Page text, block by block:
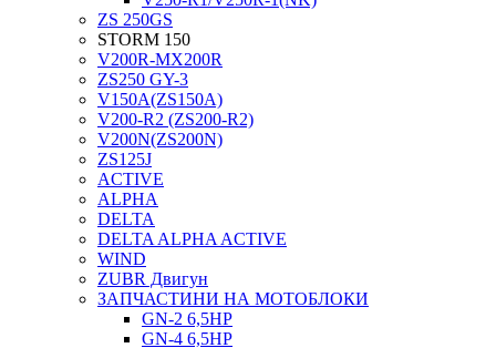
ZS 250GS
STORM 150
V200R-MX200R
ZS250 GY-3
V150A(ZS150A)
V200-R2 (ZS200-R2)
V200N(ZS200N)
ZS125J
ACTIVE
ALPHA
DELTA
DELTA ALPHA ACTIVE
WIND
ZUBR Двигун
ЗАПЧАСТИНИ НА МОТОБЛОКИ
GN-2 6,5HP
GN-4 6,5HP